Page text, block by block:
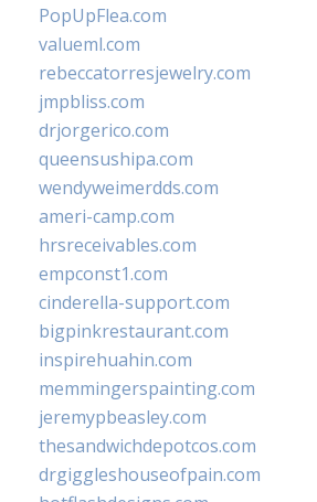
PopUpFlea.com
valueml.com
rebeccatorresjewelry.com
jmpbliss.com
drjorgerico.com
queensushipa.com
wendyweimerdds.com
ameri-camp.com
hrsreceivables.com
empconst1.com
cinderella-support.com
bigpinkrestaurant.com
inspirehuahin.com
memmingerspainting.com
jeremypbeasley.com
thesandwichdepotcos.com
drgiggleshouseofpain.com